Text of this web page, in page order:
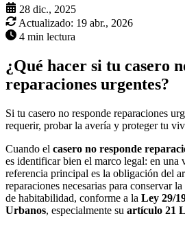
28 dic., 2025
Actualizado: 19 abr., 2026
4 min lectura
¿Qué hacer si tu casero
reparaciones urgentes?
Si tu casero no responde reparaciones
requerir, probar la avería y proteger tu
Cuando el casero no responde
es identificar bien el marco legal: en una
referencia principal es la obligación del
reparaciones necesarias para conservar
de habitabilidad, conforme a la Ley 29/
Urbanos, especialmente su artículo 21